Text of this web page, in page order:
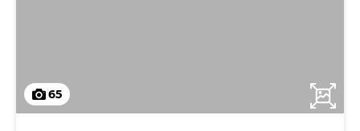
65